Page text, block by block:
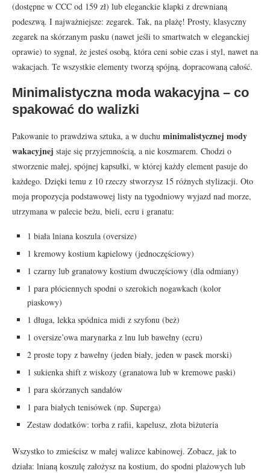
(dostępne w CCC od 159 zł) lub eleganckie klapki z drewnianą
podeszwą. I najważniejsze: zegarek. Tak, na plażę! Prosty, klasyczny
zegarek na skórzanym pasku (nawet jeśli to smartwatch w eleganckiej
oprawie) to sygnał, że jesteś osobą, która ceni sobie czas i styl, nawet na
wakacjach. Te wszystkie elementy tworzą spójną, dopracowaną całość.
Minimalistyczna moda wakacyjna – co
spakować do walizki
Pakowanie to prawdziwa sztuka, a w duchu minimalistycznej mody
wakacyjnej staje się przyjemnością, a nie koszmarem. Chodzi o
stworzenie małej, spójnej kapsułki, w której każdy element pasuje do
każdego. Dzięki temu z 10 rzeczy stworzysz 15 różnych stylizacji. Oto
moja propozycja podstawowej listy na tygodniowy wyjazd nad morze,
utrzymana w palecie beżu, bieli, ecru i granatu:
1 biała lniana koszula (oversize)
1 kremowy kostium kąpielowy (jednoczęściowy)
1 czarny lub granatowy kostium dwuczęściowy (dla odmiany)
1 para płóciennych spodni o szerokich nogawkach (kolor
piaskowy)
1 długa, lekka spódnica midi z szyfonu (beż)
1 oversize’owa marynarka z lnu lub bawełny (ecru)
2 proste topy z bawełny (jeden biały, jeden w pasek morski)
1 sukienka shift z wiskozy (granatowa lub w kremowe paski)
1 para skórzanych sandałów
1 para białych tenisówek (np. Superga)
Zestaw dodatków: torba z rafii, kapelusz, złota biżuteria
Wszystko to zmieścisz w małej walizce kabinowej. Zobacz, jak to
działa: lnianą koszulę założysz na kostium, do spodni plażowych lub